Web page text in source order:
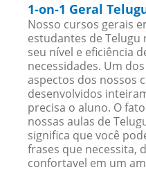
1-on-1 Geral
Nosso cursos gerais
estudantes de
seu nível e eficiência
necessidades. Um
aspectos dos nossos
desenvolvidos
precisa o aluno. O
nossas aulas de
significa que você
frases que necessita,
confortavel em um